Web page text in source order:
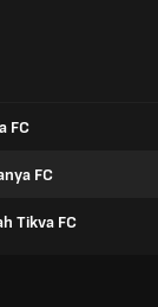
FC
FC
Tikva FC